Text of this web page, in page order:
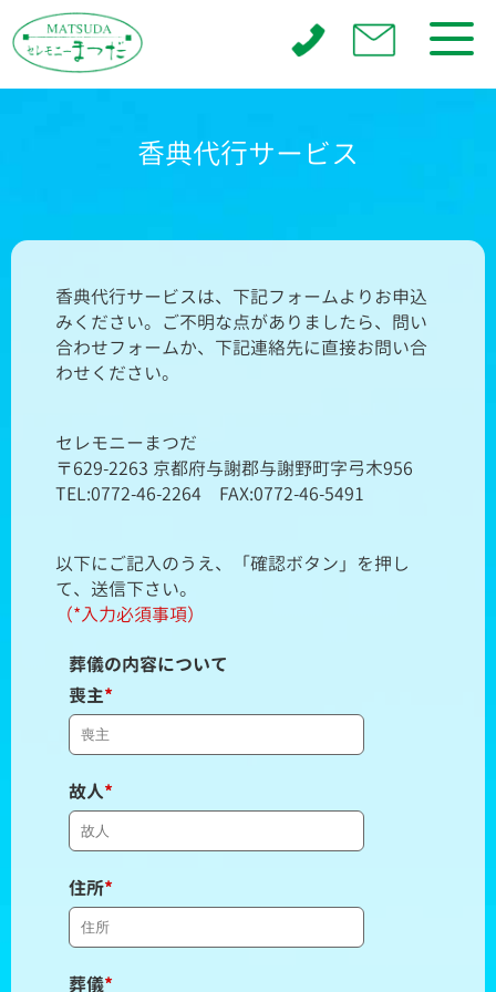
香典代行サービス
香典代行サービスは、下記フォームよりお申込
みください。ご不明な点がありましたら、問い
合わせフォームか、下記連絡先に直接お問い合
わせください。
セレモニーまつだ
〒629-2263 京都府与謝郡与謝野町字弓木956
TEL:0772-46-2264 FAX:0772-46-5491
以下にご記入のうえ、「確認ボタン」を押し
て、送信下さい。
（*入力必須事項）
葬儀の内容について
喪主*
故人*
住所*
葬儀*